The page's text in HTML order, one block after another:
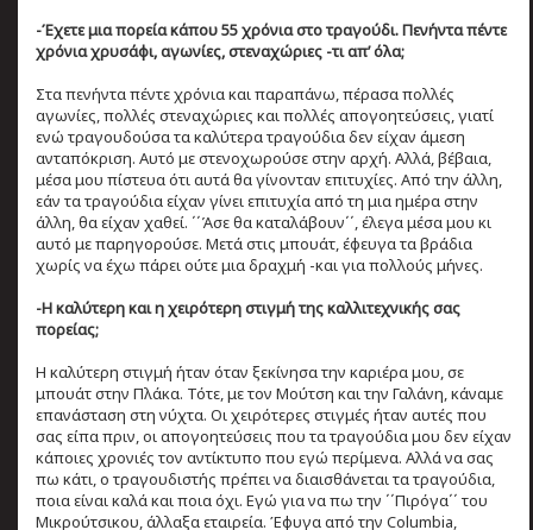
-Έχετε μια πορεία κάπου 55 χρόνια στο τραγούδι. Πενήντα πέντε
χρόνια χρυσάφι, αγωνίες, στεναχώριες -τι απ’ όλα;
Στα πενήντα πέντε χρόνια και παραπάνω, πέρασα πολλές
αγωνίες, πολλές στεναχώριες και πολλές απογοητεύσεις, γιατί
ενώ τραγουδούσα τα καλύτερα τραγούδια δεν είχαν άμεση
ανταπόκριση. Αυτό με στενοχωρούσε στην αρχή. Αλλά, βέβαια,
μέσα μου πίστευα ότι αυτά θα γίνονταν επιτυχίες. Από την άλλη,
εάν τα τραγούδια είχαν γίνει επιτυχία από τη μια ημέρα στην
άλλη, θα είχαν χαθεί. ΄΄Άσε θα καταλάβουν΄΄, έλεγα μέσα μου κι
αυτό με παρηγορούσε. Μετά στις μπουάτ, έφευγα τα βράδια
χωρίς να έχω πάρει ούτε μια δραχμή -και για πολλούς μήνες.
-Η καλύτερη και η χειρότερη στιγμή της καλλιτεχνικής σας
πορείας;
Η καλύτερη στιγμή ήταν όταν ξεκίνησα την καριέρα μου, σε
μπουάτ στην Πλάκα. Τότε, με τον Μούτση και την Γαλάνη, κάναμε
επανάσταση στη νύχτα. Οι χειρότερες στιγμές ήταν αυτές που
σας είπα πριν, οι απογοητεύσεις που τα τραγούδια μου δεν είχαν
κάποιες χρονιές τον αντίκτυπο που εγώ περίμενα. Αλλά να σας
πω κάτι, ο τραγουδιστής πρέπει να διαισθάνεται τα τραγούδια,
ποια είναι καλά και ποια όχι. Εγώ για να πω την ΄΄Πιρόγα΄΄ του
Μικρούτσικου, άλλαξα εταιρεία. Έφυγα από την Columbia,